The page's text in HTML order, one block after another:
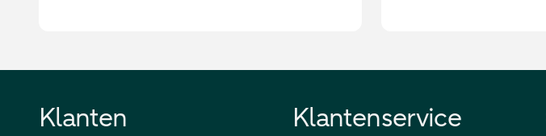
Klanten Klantenservice